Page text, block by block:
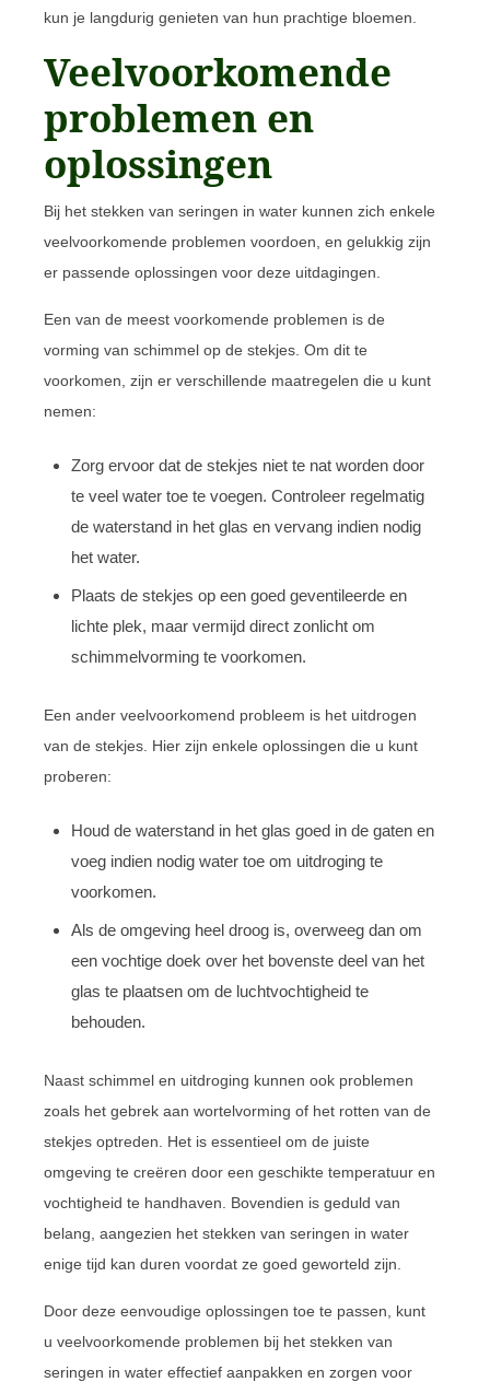
kun je langdurig genieten van hun prachtige bloemen.
Veelvoorkomende
problemen en
oplossingen
Bij het stekken van seringen in water kunnen zich enkele
veelvoorkomende problemen voordoen, en gelukkig zijn
er passende oplossingen voor deze uitdagingen.
Een van de meest voorkomende problemen is de
vorming van schimmel op de stekjes. Om dit te
voorkomen, zijn er verschillende maatregelen die u kunt
nemen:
Zorg ervoor dat de stekjes niet te nat worden door
te veel water toe te voegen. Controleer regelmatig
de waterstand in het glas en vervang indien nodig
het water.
Plaats de stekjes op een goed geventileerde en
lichte plek, maar vermijd direct zonlicht om
schimmelvorming te voorkomen.
Een ander veelvoorkomend probleem is het uitdrogen
van de stekjes. Hier zijn enkele oplossingen die u kunt
proberen:
Houd de waterstand in het glas goed in de gaten en
voeg indien nodig water toe om uitdroging te
voorkomen.
Als de omgeving heel droog is, overweeg dan om
een vochtige doek over het bovenste deel van het
glas te plaatsen om de luchtvochtigheid te
behouden.
Naast schimmel en uitdroging kunnen ook problemen
zoals het gebrek aan wortelvorming of het rotten van de
stekjes optreden. Het is essentieel om de juiste
omgeving te creëren door een geschikte temperatuur en
vochtigheid te handhaven. Bovendien is geduld van
belang, aangezien het stekken van seringen in water
enige tijd kan duren voordat ze goed geworteld zijn.
Door deze eenvoudige oplossingen toe te passen, kunt
u veelvoorkomende problemen bij het stekken van
seringen in water effectief aanpakken en zorgen voor